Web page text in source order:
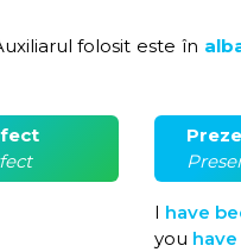
folosit este în
I have
you have